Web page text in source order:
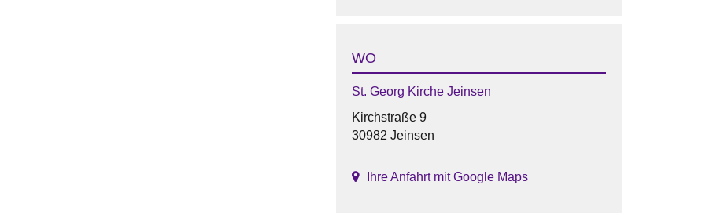
WO
St. Georg Kirche Jeinsen
Kirchstraße 9
30982 Jeinsen
Ihre Anfahrt mit Google Maps